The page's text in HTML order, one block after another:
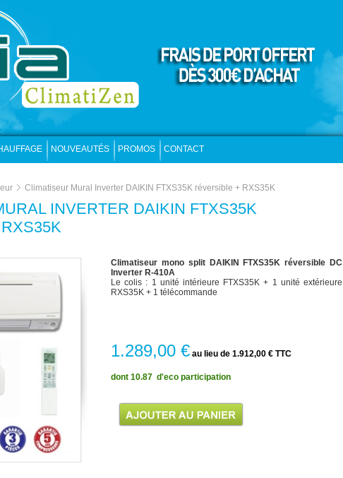
NOUVEAUTÉS PROMOS CONTACT
Climatiseur Mural Inverter DAIKIN FTXS35K réversible + RXS35K
INVERTER DAIKIN FTXS35K
Climatiseur mono split DAIKIN FTXS35K réversible DC
Inverter R-410A
Le colis : 1 unité intérieure FTXS35K + 1 unité extérieure
RXS35K + 1 télécommande
1.289,00 € au lieu de 1.912,00 € TTC
dont 10.87  d'eco participation